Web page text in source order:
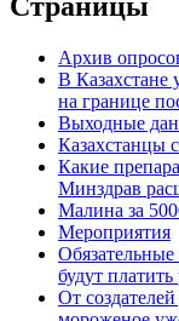
Страницы
Архив
В Казахстане
на границе
Выходные
Казахстанцы
Какие
Минздрав
Малина за
Мероприятия
будут
От